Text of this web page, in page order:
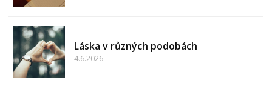
Láska v různých podobách
4.6.2026